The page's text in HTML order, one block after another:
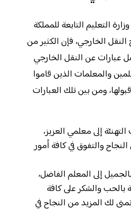
التعليم التابعة للمملكة
النقل الخارجي، فإن الكثير من
عن النقل الخارجي
والمعلمات الذين قاموا
ومن بين تلك العبارات
إلى معلمي العزيز،
والتفوق في كافة أمور
إلى المعلم الفاضل،
بالحب والشكر على كافة
لك المزيد من النجاح في